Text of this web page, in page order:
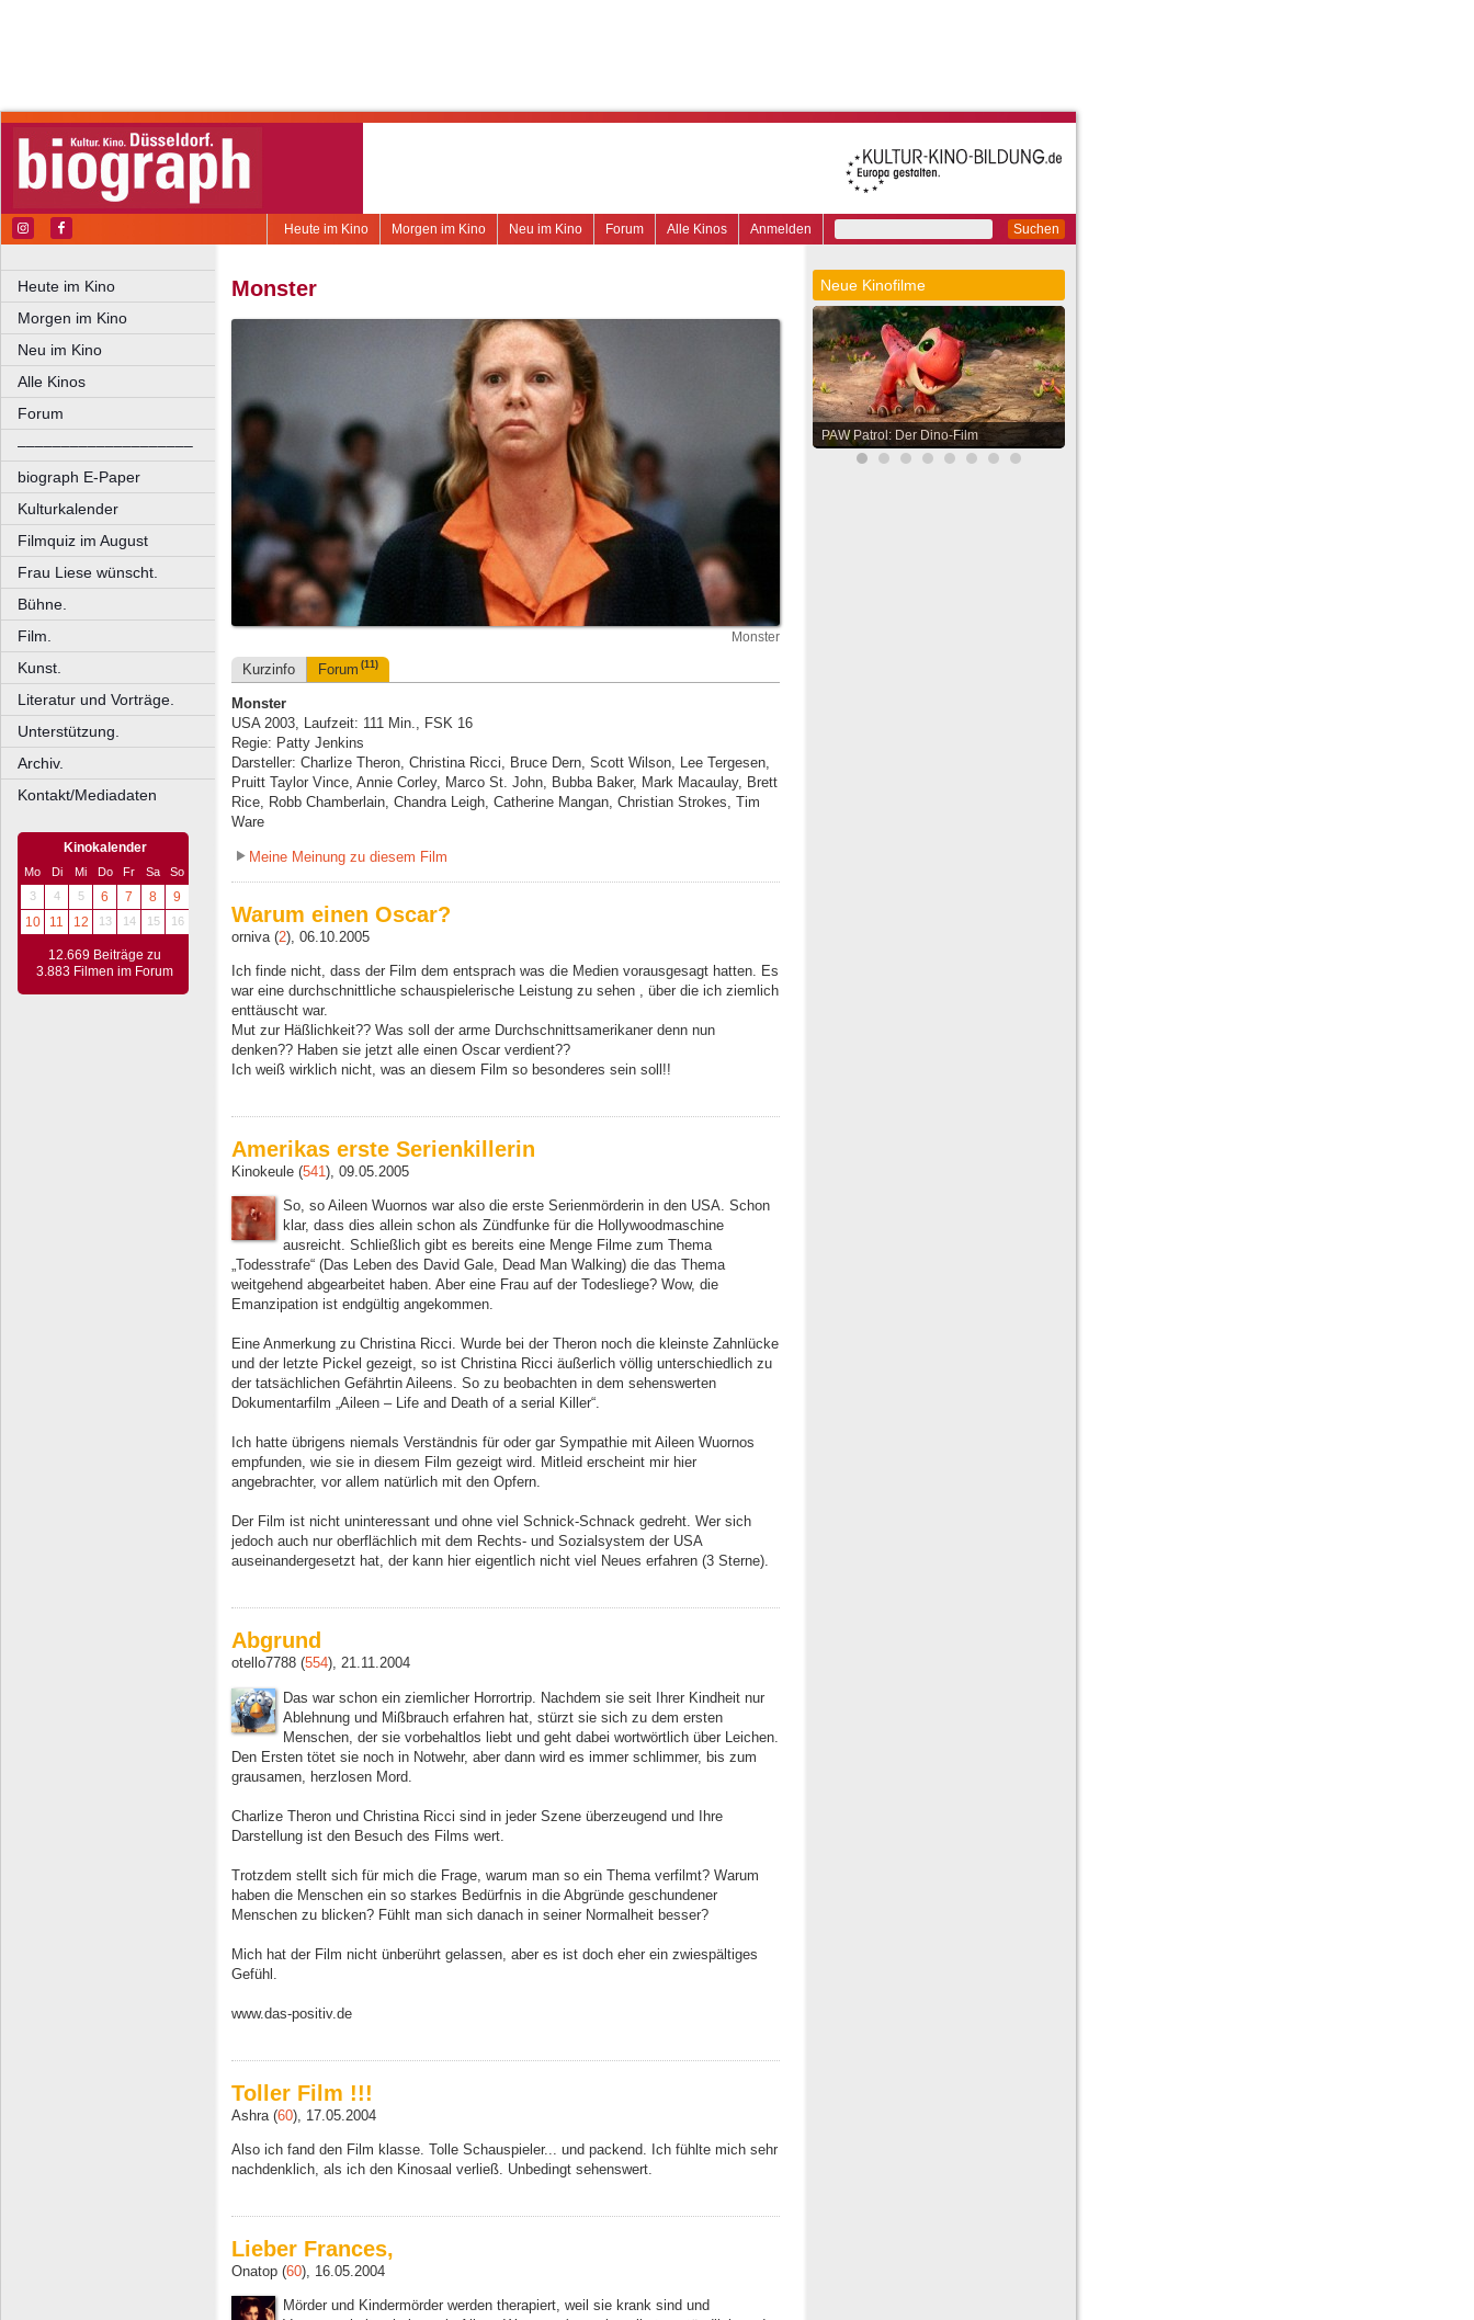
Suchen
Anmelden
Alle Kinos
Forum
Neu im Kino
Morgen im Kino
Heute im Kino
Heute im Kino
Morgen im Kino
Neu im Kino
Alle Kinos
Forum
––––––––––––––––––––
biograph E-Paper
Kulturkalender
Filmquiz im August
Frau Liese wünscht.
Bühne.
Film.
Kunst.
Literatur und Vorträge.
Unterstützung.
Archiv.
Kontakt/Mediadaten
Kinokalender
Mo Di Mi Do Fr Sa
So
3
4 5 6 7 8
9
10
11 12 13 14 15 16
12.669 Beiträge zu
3.883 Filmen im Forum
Monster
Monster
Kurzinfo Forum (11)
Monster
USA 2003, Laufzeit: 111 Min., FSK 16
Regie: Patty Jenkins
Darsteller: Charlize Theron, Christina Ricci, Bruce Dern, Scott Wilson, Lee Tergesen,
Pruitt Taylor Vince, Annie Corley, Marco St. John, Bubba Baker, Mark Macaulay, Brett
Rice, Robb Chamberlain, Chandra Leigh, Catherine Mangan, Christian Strokes, Tim
Ware
Meine Meinung zu diesem Film
Warum einen Oscar?
orniva (2), 06.10.2005
Ich finde nicht, dass der Film dem entsprach was die Medien vorausgesagt hatten. Es
war eine durchschnittliche schauspielerische Leistung zu sehen , über die ich ziemlich
enttäuscht war.
Mut zur Häßlichkeit?? Was soll der arme Durchschnittsamerikaner denn nun
denken?? Haben sie jetzt alle einen Oscar verdient??
Ich weiß wirklich nicht, was an diesem Film so besonderes sein soll!!
Amerikas erste Serienkillerin
Kinokeule (541), 09.05.2005
So, so Aileen Wuornos war also die erste Serienmörderin in den USA. Schon
klar, dass dies allein schon als Zündfunke für die Hollywoodmaschine
ausreicht. Schließlich gibt es bereits eine Menge Filme zum Thema
„Todesstrafe“ (Das Leben des David Gale, Dead Man Walking) die das Thema
weitgehend abgearbeitet haben. Aber eine Frau auf der Todesliege? Wow, die
Emanzipation ist endgültig angekommen.
Eine Anmerkung zu Christina Ricci. Wurde bei der Theron noch die kleinste Zahnlücke
und der letzte Pickel gezeigt, so ist Christina Ricci äußerlich völlig unterschiedlich zu
der tatsächlichen Gefährtin Aileens. So zu beobachten in dem sehenswerten
Dokumentarfilm „Aileen – Life and Death of a serial Killer“.
Ich hatte übrigens niemals Verständnis für oder gar Sympathie mit Aileen Wuornos
empfunden, wie sie in diesem Film gezeigt wird. Mitleid erscheint mir hier
angebrachter, vor allem natürlich mit den Opfern.
Der Film ist nicht uninteressant und ohne viel Schnick-Schnack gedreht. Wer sich
jedoch auch nur oberflächlich mit dem Rechts- und Sozialsystem der USA
auseinandergesetzt hat, der kann hier eigentlich nicht viel Neues erfahren (3 Sterne).
Abgrund
otello7788 (554), 21.11.2004
Das war schon ein ziemlicher Horrortrip. Nachdem sie seit Ihrer Kindheit nur
Ablehnung und Mißbrauch erfahren hat, stürzt sie sich zu dem ersten
Menschen, der sie vorbehaltlos liebt und geht dabei wortwörtlich über Leichen.
Den Ersten tötet sie noch in Notwehr, aber dann wird es immer schlimmer, bis zum
grausamen, herzlosen Mord.
Charlize Theron und Christina Ricci sind in jeder Szene überzeugend und Ihre
Darstellung ist den Besuch des Films wert.
Trotzdem stellt sich für mich die Frage, warum man so ein Thema verfilmt? Warum
haben die Menschen ein so starkes Bedürfnis in die Abgründe geschundener
Menschen zu blicken? Fühlt man sich danach in seiner Normalheit besser?
Mich hat der Film nicht ünberührt gelassen, aber es ist doch eher ein zwiespältiges
Gefühl.
www.das-positiv.de
Toller Film !!!
Ashra (60), 17.05.2004
Also ich fand den Film klasse. Tolle Schauspieler... und packend. Ich fühlte mich sehr
nachdenklich, als ich den Kinosaal verließ. Unbedingt sehenswert.
Lieber Frances,
Onatop (60), 16.05.2004
Mörder und Kindermörder werden therapiert, weil sie krank sind und
Neue Kinofilme
PAW Patrol: Der Dino-Film